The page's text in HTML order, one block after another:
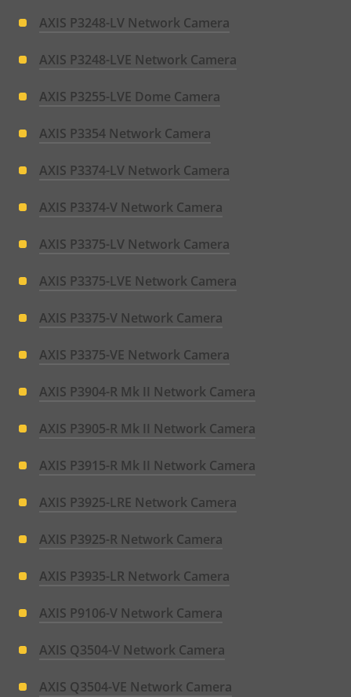
AXIS P3248-LV Network Camera
AXIS P3248-LVE Network Camera
AXIS P3255-LVE Dome Camera
AXIS P3354 Network Camera
AXIS P3374-LV Network Camera
AXIS P3374-V Network Camera
AXIS P3375-LV Network Camera
AXIS P3375-LVE Network Camera
AXIS P3375-V Network Camera
AXIS P3375-VE Network Camera
AXIS P3904-R Mk II Network Camera
AXIS P3905-R Mk II Network Camera
AXIS P3915-R Mk II Network Camera
AXIS P3925-LRE Network Camera
AXIS P3925-R Network Camera
AXIS P3935-LR Network Camera
AXIS P9106-V Network Camera
AXIS Q3504-V Network Camera
AXIS Q3504-VE Network Camera